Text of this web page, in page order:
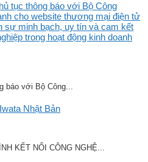
tục thông báo với Bộ Công
cho website thương mại điện tử
sự minh bạch, uy tín và cam kết
trong hoạt động kinh doanh
báo với Bộ Công...
Nhật Bản
KẾT NỐI CÔNG NGHỆ...